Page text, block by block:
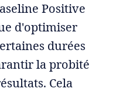
Positive
d'optimiser
durées
la probité
Cela